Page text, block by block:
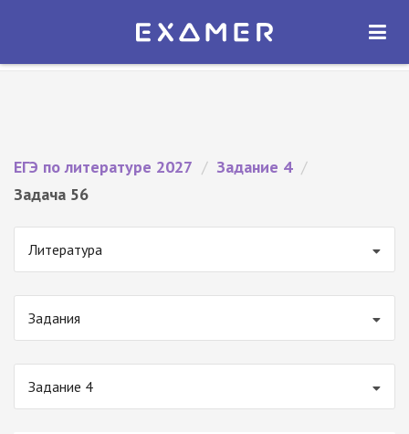
Экзамер — ЕГЭ 2027
ОТКРЫТЬ
ЕГЭ по литературе 2027 / Задание 4 /
Задача 56
Литература
Задания
Задание 4